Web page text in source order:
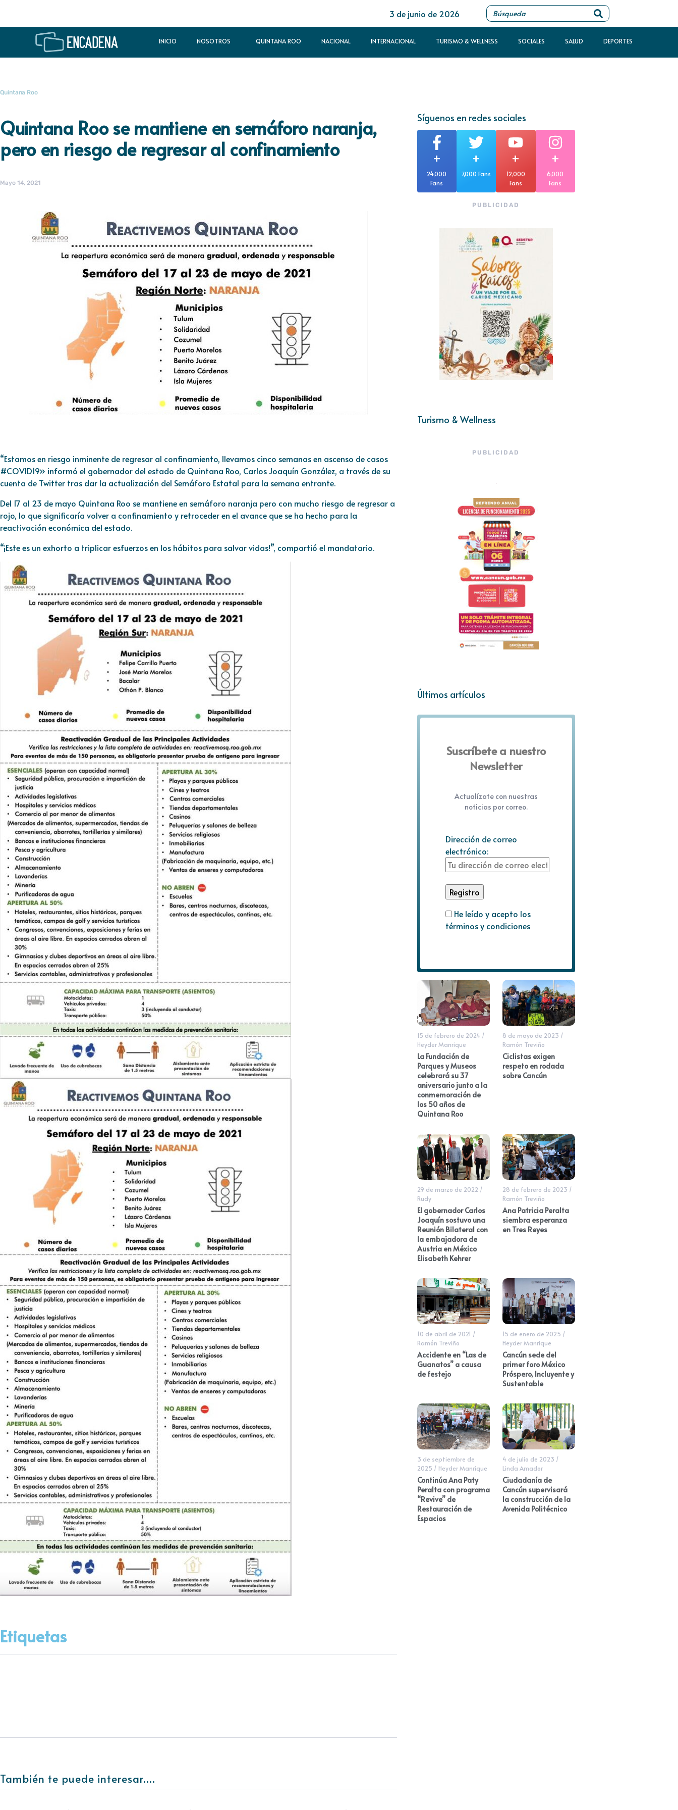
3 de junio de 2026
INICIO NOSOTROS QUINTANA ROO NACIONAL INTERNACIONAL TURISMO & WELLNESS SOCIALES SALUD DEPORTES
Quintana Roo
Quintana Roo se mantiene en semáforo naranja,
pero en riesgo de regresar al confinamiento
Mayo 14, 2021
“Estamos en riesgo inminente de regresar al confinamiento, llevamos cinco semanas en ascenso de casos
#COVID19» informó el gobernador del estado de Quintana Roo, Carlos Joaquín González, a través de su
cuenta de Twitter tras dar la actualización del Semáforo Estatal para la semana entrante.
Del 17 al 23 de mayo Quintana Roo se mantiene en semáforo naranja pero con mucho riesgo de regresar a
rojo, lo que significaría volver a confinamiento y retroceder en el avance que se ha hecho para la
reactivación económica del estado.
“¡Este es un exhorto a triplicar esfuerzos en los hábitos para salvar vidas!”, compartió el mandatario.
Etiquetas
También te puede interesar....
Síguenos en redes sociales
+
24,000
Fans
+
7,000 Fans
+
12,000
Fans
+
6,000
Fans
PUBLICIDAD
Turismo & Wellness
PUBLICIDAD
Últimos artículos
Suscríbete a nuestro
Newsletter
Actualízate con nuestras
noticias por correo.
Dirección de correo
electrónico:
He leído y acepto los
términos y condiciones
15 de febrero de 2024 /
Heyder Manrique
La Fundación de
Parques y Museos
celebrará su 37
aniversario junto a la
conmemoración de
los 50 años de
Quintana Roo
8 de mayo de 2023 /
Ramón Treviño
Ciclistas exigen
respeto en rodada
sobre Cancún
29 de marzo de 2022 /
Rudy
El gobernador Carlos
Joaquín sostuvo una
Reunión Bilateral con
la embajadora de
Austria en México
Elisabeth Kehrer
28 de febrero de 2023 /
Ramón Treviño
Ana Patricia Peralta
siembra esperanza
en Tres Reyes
10 de abril de 2021 /
Ramón Treviño
Accidente en “Las de
Guanatos” a causa
de festejo
15 de enero de 2025 /
Heyder Manrique
Cancún sede del
primer foro México
Próspero, Incluyente y
Sustentable
3 de septiembre de
2025 / Heyder Manrique
Continúa Ana Paty
Peralta con programa
“Revive” de
Restauración de
Espacios
4 de julio de 2023 /
Linda Amador
Ciudadanía de
Cancún supervisará
la construcción de la
Avenida Politécnico